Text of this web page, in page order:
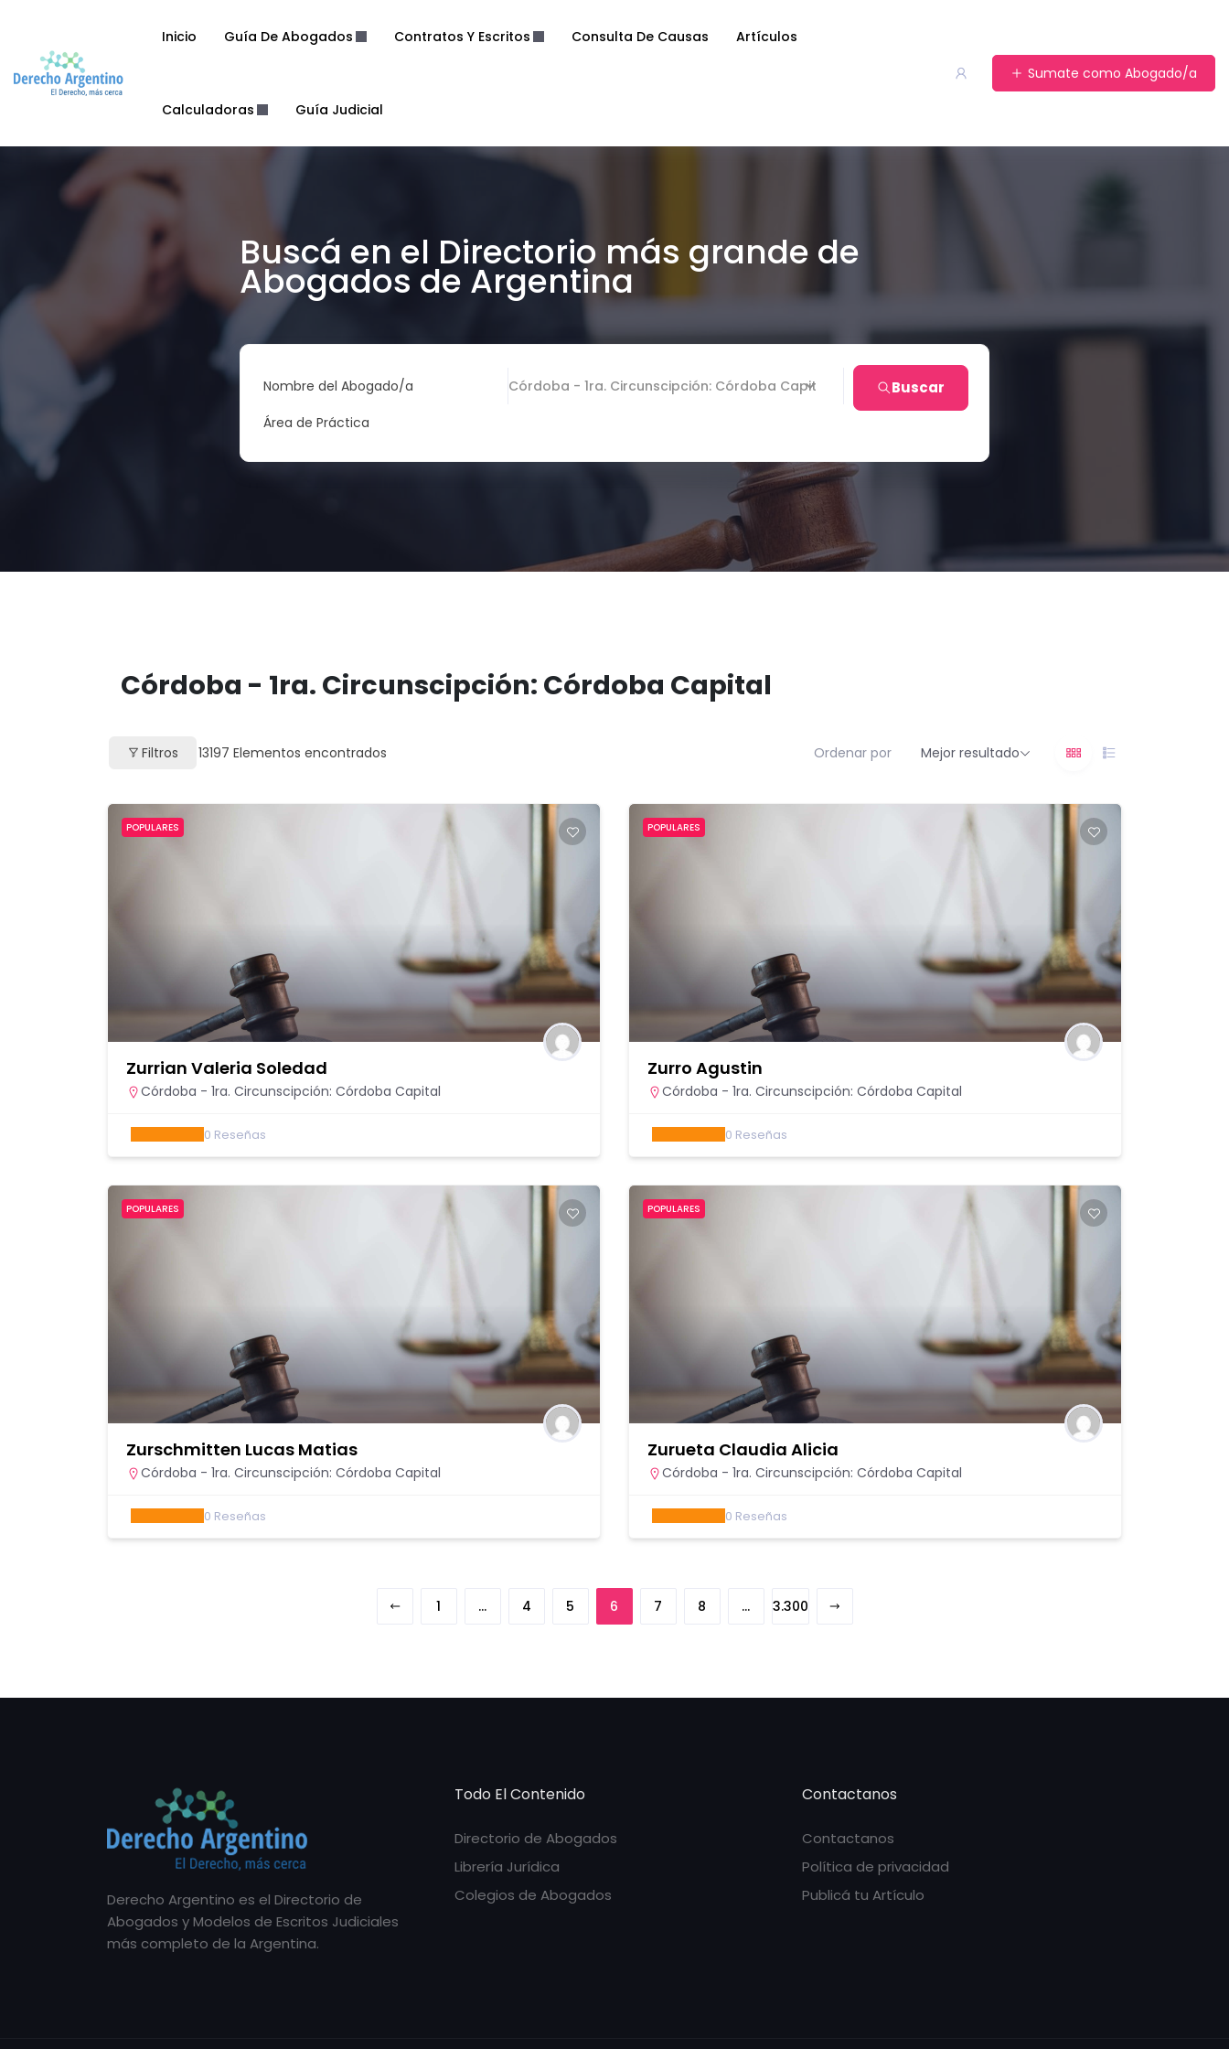
Inicio Guía De Abogados Contratos Y Escritos Consulta De Causas Artículos
Calculadoras Guía Judicial
Sumate como Abogado/a
Buscá en el Directorio más grande de
Abogados de Argentina
Nombre del Abogado/a
Córdoba - 1ra. Circunscipción: Córdoba Capital
Área de Práctica
Buscar
Córdoba - 1ra. Circunscipción: Córdoba Capital
Filtros 13197 Elementos encontrados Ordenar por Mejor resultado
POPULARES
Zurrian Valeria Soledad
Córdoba - 1ra. Circunscipción: Córdoba Capital
0 Reseñas
POPULARES
Zurro Agustin
Córdoba - 1ra. Circunscipción: Córdoba Capital
0 Reseñas
POPULARES
Zurschmitten Lucas Matias
Córdoba - 1ra. Circunscipción: Córdoba Capital
0 Reseñas
POPULARES
Zurueta Claudia Alicia
Córdoba - 1ra. Circunscipción: Córdoba Capital
0 Reseñas
1 … 4 5 6 7 8 … 3.300
Derecho Argentino es el Directorio de
Abogados y Modelos de Escritos Judiciales
más completo de la Argentina.
Todo El Contenido
Directorio de Abogados
Librería Jurídica
Colegios de Abogados
Contactanos
Contactanos
Política de privacidad
Publicá tu Artículo